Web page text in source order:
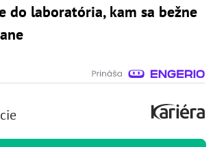
do laboratória, kam sa bežne